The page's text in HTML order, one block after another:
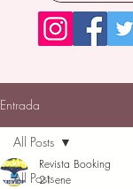
Entrada
All Posts
All Posts
Revista Booking
21 ene